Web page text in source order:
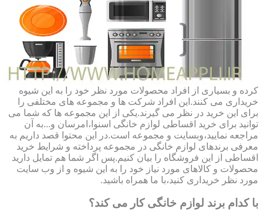
کرده و بسیاری از افراد محصولات مورد نظر خود را به این شیوه
خریداری می کنند.این افراد شرکت ها و مجموعه های مختلفی را
برای این خرید در نظر می گیرند.یکی از این مجموعه ها که شما می
توانید برای خرید اقساطی لوازم خانگی اسنوا،امرسان و...به آن
مراجعه نمایید،وبسایت و مجموعه است.در این محتوا قصد داریم به
معرفی برندهای لوازم خانگی در مجموعه پرداخته و شرایط خرید
اقساطی از این فروشگاه را بیان کنیم.پس اگر شما هم تمایل دارید
محصولات و کالاهای مورد نیاز خود را به این شیوه و از وب سایت
مورد نظر خریداری کنید،با ما همراه باشید.
با کدام برند لوازم خانگی کار می کند؟